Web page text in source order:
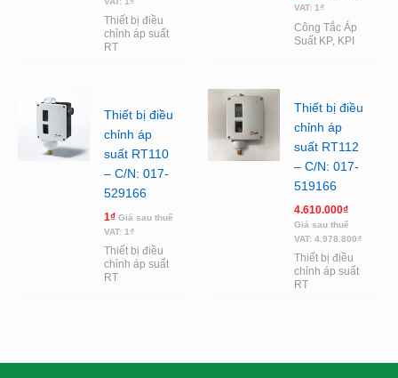
Thiết bị điều
chỉnh áp suất
RT
VAT: 1₫
Công Tắc Áp
Suất KP, KPI
Thiết bị điều
chỉnh áp
suất RT110
– C/N: 017-
529166
1₫ Giá sau thuế
VAT: 1₫
Thiết bị điều
chỉnh áp suất
RT
Thiết bị điều
chỉnh áp
suất RT112
– C/N: 017-
519166
4.610.000₫
Giá sau thuế
VAT: 4.978.800₫
Thiết bị điều
chỉnh áp suất
RT